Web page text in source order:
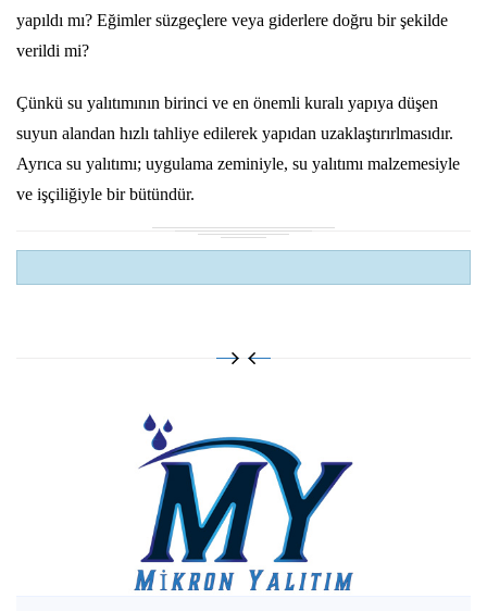
yapıldı mı? Eğimler süzgeçlere veya giderlere doğru bir şekilde
verildi mi?
Çünkü su yalıtımının birinci ve en önemli kuralı yapıya düşen
suyun alandan hızlı tahliye edilerek yapıdan uzaklaştırırlmasıdır.
Ayrıca su yalıtımı; uygulama zeminiyle, su yalıtımı malzemesiyle
ve işçiliğiyle bir bütündür.